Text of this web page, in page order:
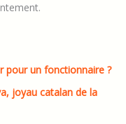
pour un fonctionnaire ?
joyau catalan de la